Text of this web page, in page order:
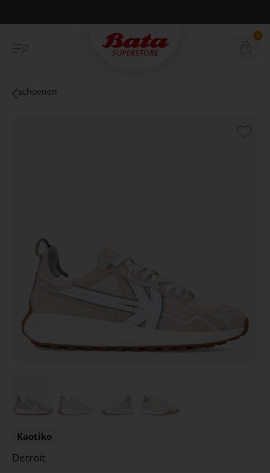
Betaal achteraf met Klarna 0
schoenen
Kaotiko
Detroit